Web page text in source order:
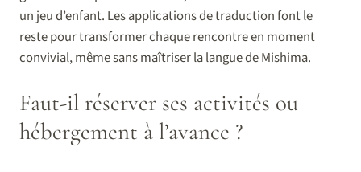
un jeu d’enfant. Les applications de traduction font le
reste pour transformer chaque rencontre en moment
convivial, même sans maîtriser la langue de Mishima.
Faut-il réserver ses activités ou
hébergement à l’avance ?